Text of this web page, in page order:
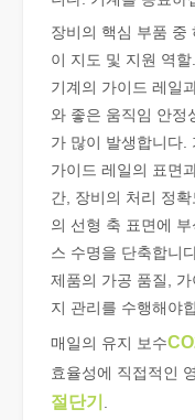
레이저 용접은 뛰어난
장비의 핵심 부품 중
이 지도 및 지원 역
기계의 가이드 레일
와 좋은 움직임 안정
가 많이 발생합니다.
가이드 레일의 표면
간, 장비의 처리 정
의 선형 축 표면에
스 수명을 단축합니
제품의 가공 품질,
지 관리를 수행해야
매일의 유지 보수
효율성에 직접적인
절단기